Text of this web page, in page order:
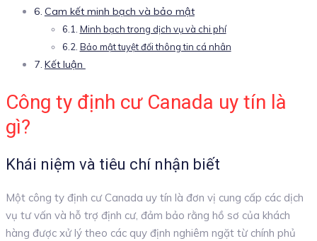
Cam kết minh bạch và bảo mật
Minh bạch trong dịch vụ và chi phí
Bảo mật tuyệt đối thông tin cá nhân
Kết luận
Công ty định cư Canada uy tín là
gì?
Khái niệm và tiêu chí nhận biết
Một công ty định cư Canada uy tín là đơn vị cung cấp các dịch
vụ tư vấn và hỗ trợ định cư, đảm bảo rằng hồ sơ của khách
hàng được xử lý theo các quy định nghiêm ngặt từ chính phủ